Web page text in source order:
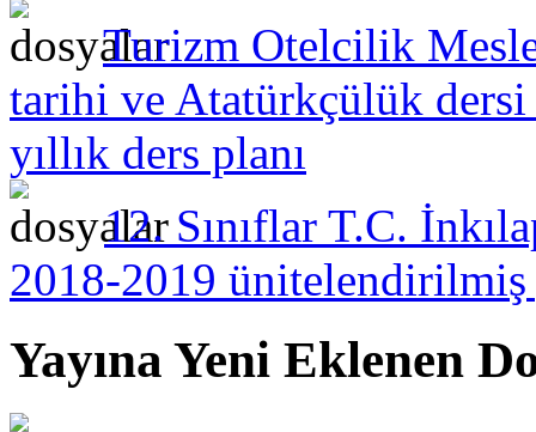
Turizm Otelcilik
tarihi ve Atatürkçülük
yıllık ders planı
12. Sınıflar T.C.
2018-2019 ünitelendirilmiş
Yayına Yeni Eklenen